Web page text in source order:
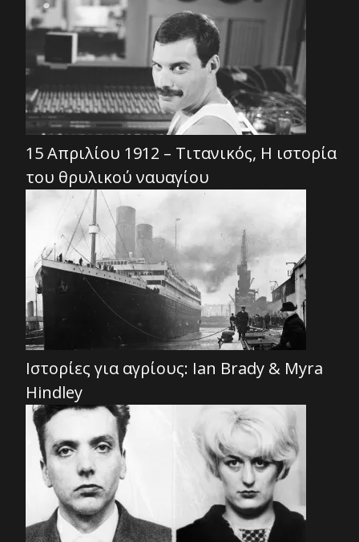
15 Απριλίου 1912 – Τιτανικός, Η ιστορία
του θρυλικού ναυαγίου
Ιστορίες για αγρίους: Ian Brady & Myra
Hindley